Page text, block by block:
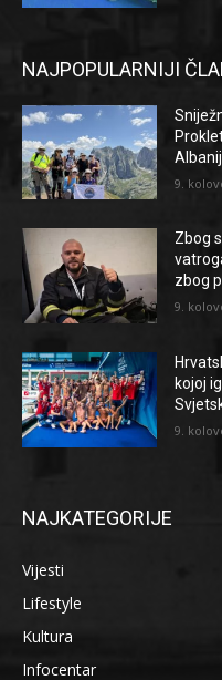
NAJPOPULARNIJI
9.
Zbog
zbog
9.
kojoj
9.
NAJKATEGORIJE
Vijesti
Lifestyle
Kultura
Infocentar